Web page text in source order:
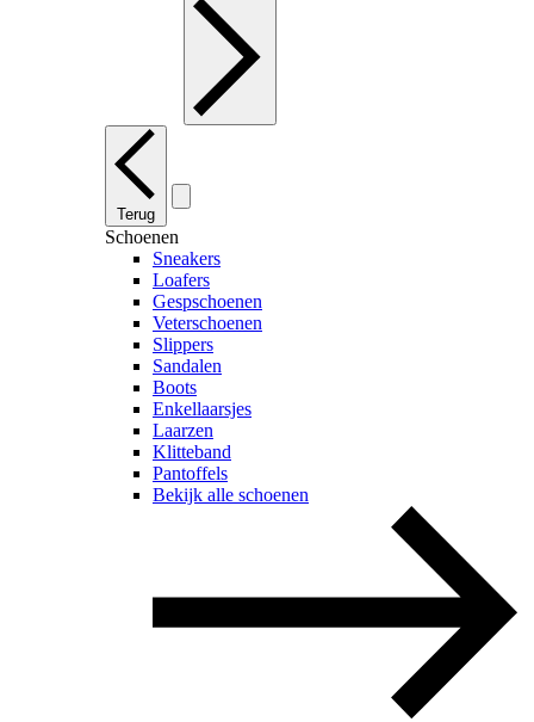
Terug
Schoenen
Sneakers
Loafers
Gespschoenen
Veterschoenen
Slippers
Sandalen
Boots
Enkellaarsjes
Laarzen
Klitteband
Pantoffels
Bekijk alle schoenen